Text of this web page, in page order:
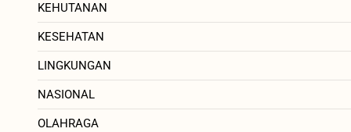
KEHUTANAN
KESEHATAN
LINGKUNGAN
NASIONAL
OLAHRAGA